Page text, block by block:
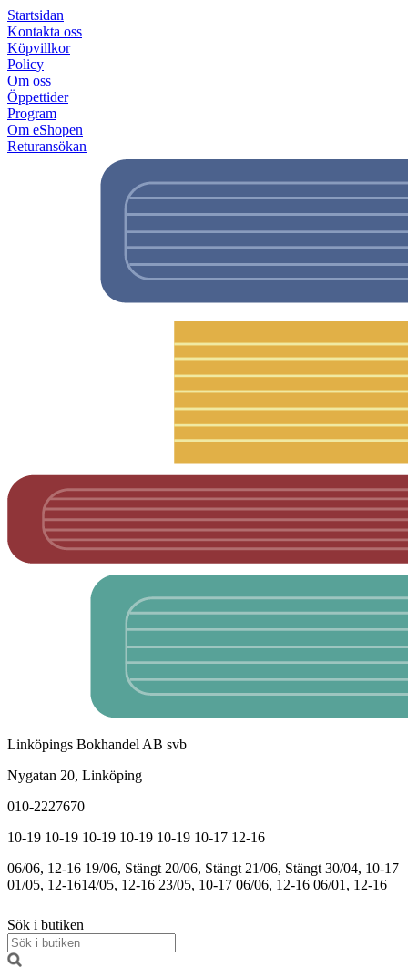
Startsidan
Kontakta oss
Köpvillkor
Policy
Om oss
Öppettider
Program
Om eShopen
Returansökan
Linköpings Bokhandel AB svb
Nygatan 20, Linköping
010-2227670
10-19 10-19 10-19 10-19 10-19 10-17 12-16
06/06, 12-16 19/06, Stängt 20/06, Stängt 21/06, Stängt 30/04, 10-17
01/05, 12-1614/05, 12-16 23/05, 10-17 06/06, 12-16 06/01, 12-16
Sök i butiken